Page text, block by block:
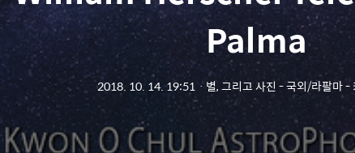
Palma
2018. 10. 14. 19:51ㆍ 별, 그리고 사진 - 국외/라팔마 -